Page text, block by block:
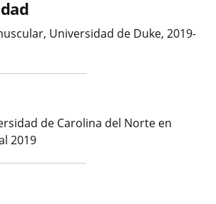
Universidad de Duke, 2019-
de Carolina del Norte en
2019